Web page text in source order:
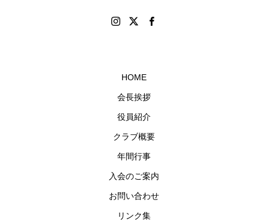
HOME
会長挨拶
役員紹介
クラブ概要
年間行事
入会のご案内
お問い合わせ
リンク集